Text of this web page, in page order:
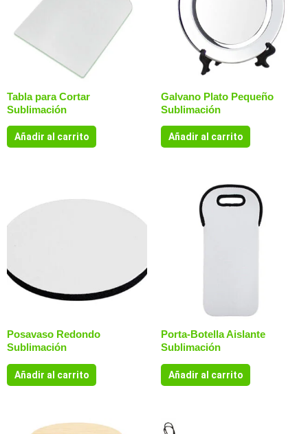
Tabla para Cortar
Sublimación
Añadir al carrito
Galvano Plato Pequeño
Sublimación
Añadir al carrito
Posavaso Redondo
Sublimación
Añadir al carrito
Porta-Botella Aislante
Sublimación
Añadir al carrito